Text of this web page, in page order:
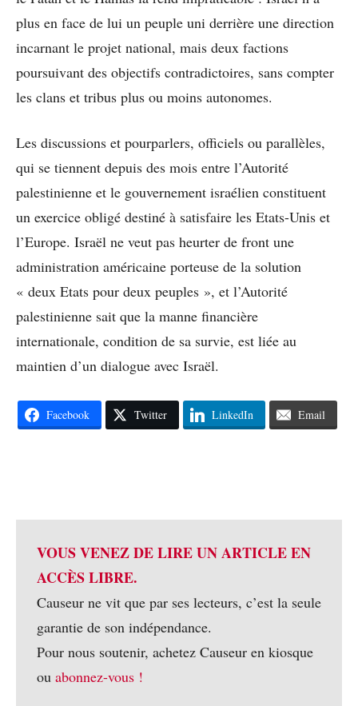
plus en face de lui un peuple uni derrière une direction
incarnant le projet national, mais deux factions
poursuivant des objectifs contradictoires, sans compter
les clans et tribus plus ou moins autonomes.
Les discussions et pourparlers, officiels ou parallèles,
qui se tiennent depuis des mois entre l’Autorité
palestinienne et le gouvernement israélien constituent
un exercice obligé destiné à satisfaire les Etats-Unis et
l’Europe. Israël ne veut pas heurter de front une
administration américaine porteuse de la solution
« deux Etats pour deux peuples », et l’Autorité
palestinienne sait que la manne financière
internationale, condition de sa survie, est liée au
maintien d’un dialogue avec Israël.
Facebook Twitter LinkedIn Email
VOUS VENEZ DE LIRE UN ARTICLE EN
ACCÈS LIBRE.
Causeur ne vit que par ses lecteurs, c’est la seule
garantie de son indépendance.
Pour nous soutenir, achetez Causeur en kiosque
ou abonnez-vous !